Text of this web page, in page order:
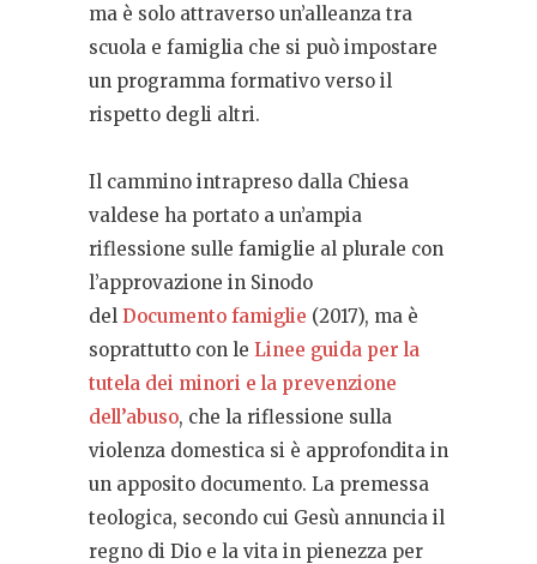
ma è solo attraverso un’alleanza tra
scuola e famiglia che si può impostare
un programma formativo verso il
rispetto degli altri.
Il cammino intrapreso dalla Chiesa
valdese ha portato a un’ampia
riflessione sulle famiglie al plurale con
l’approvazione in Sinodo
del Documento famiglie (2017), ma è
soprattutto con le Linee guida per la
tutela dei minori e la prevenzione
dell’abuso, che la riflessione sulla
violenza domestica si è approfondita in
un apposito documento. La premessa
teologica, secondo cui Gesù annuncia il
regno di Dio e la vita in pienezza per